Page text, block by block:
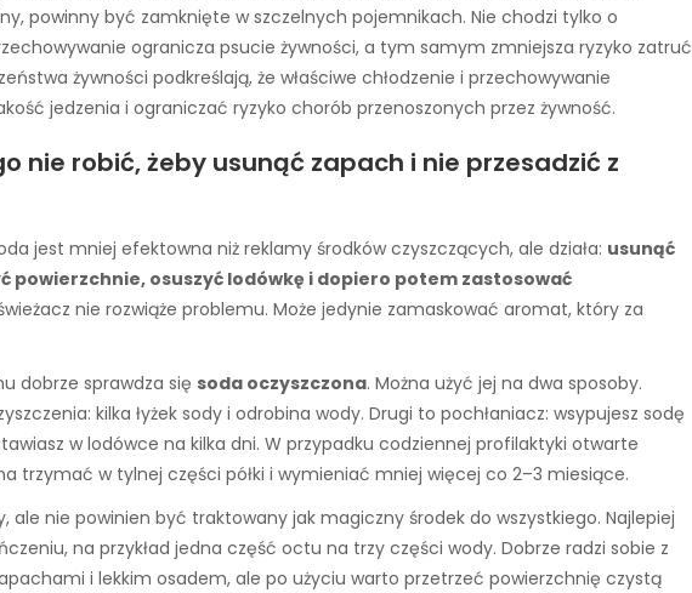
powinny być zamknięte w szczelnych pojemnikach. Nie chodzi tylko o
ogranicza psucie żywności, a tym samym zmniejsza ryzyko zatruć
żywności podkreślają, że właściwe chłodzenie i przechowywanie
jedzenia i ograniczać ryzyko chorób przenoszonych przez żywność.
nie robić, żeby usunąć zapach i nie przesadzić z
jest mniej efektowna niż reklamy środków czyszczących, ale działa: usunąć
powierzchnie, osuszyć lodówkę i dopiero potem zastosować
nie rozwiąże problemu. Może jedynie zamaskować aromat, który za
dobrze sprawdza się soda oczyszczona. Można użyć jej na dwa sposoby.
kilka łyżek sody i odrobina wody. Drugi to pochłaniacz: wsypujesz sodę
w lodówce na kilka dni. W przypadku codziennej profilaktyki otwarte
trzymać w tylnej części półki i wymieniać mniej więcej co 2–3 miesiące.
ale nie powinien być traktowany jak magiczny środek do wszystkiego. Najlepiej
na przykład jedna część octu na trzy części wody. Dobrze radzi sobie z
i lekkim osadem, ale po użyciu warto przetrzeć powierzchnię czystą